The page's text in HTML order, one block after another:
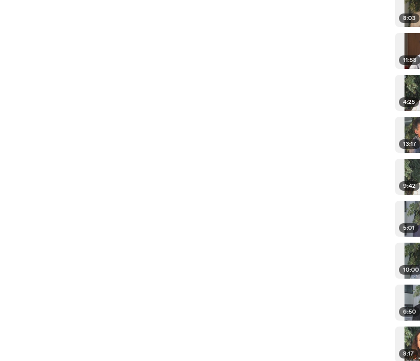
8:03
11:58
4:25
13:17
9:42
5:01
10:00
6:50
8:17